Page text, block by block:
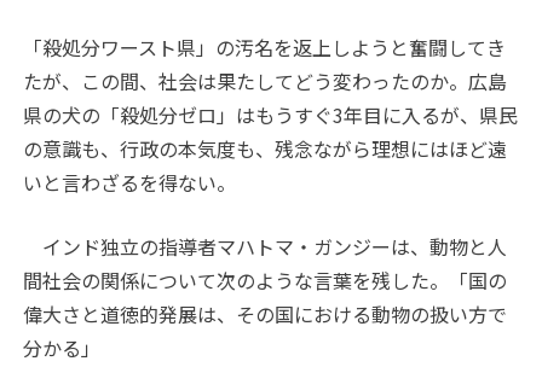
「殺処分ワースト県」の汚名を返上しようと奮闘してき
たが、この間、社会は果たしてどう変わったのか。広島
県の犬の「殺処分ゼロ」はもうすぐ3年目に入るが、県民
の意識も、行政の本気度も、残念ながら理想にはほど遠
いと言わざるを得ない。
インド独立の指導者マハトマ・ガンジーは、動物と人
間社会の関係について次のような言葉を残した。「国の
偉大さと道徳的発展は、その国における動物の扱い方で
分かる」